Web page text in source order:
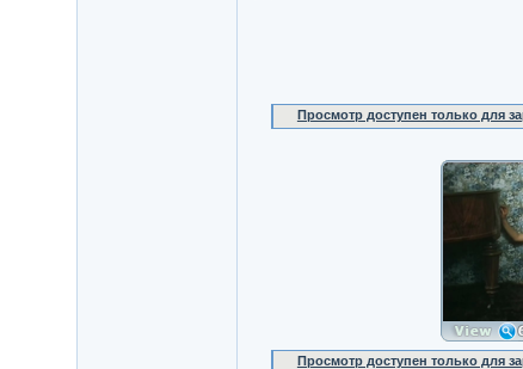
Просмотр доступен только для
Просмотр доступен только для